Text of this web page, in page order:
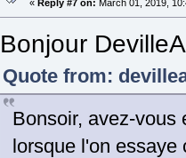
« Reply #7 on: March 01, 2019,
Bonjour
Quote from:
Bonsoir, avez-vous
lorsque l'on essaye